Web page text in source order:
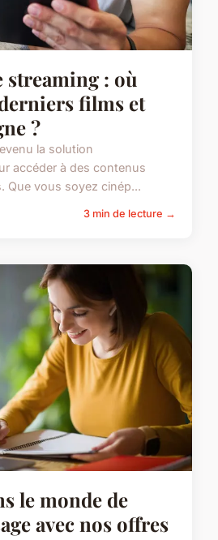
streaming : où
films et
?
la solution
accéder à des contenus
Que vous soyez cinép...
3 min de lecture →
le monde de
avec nos offres